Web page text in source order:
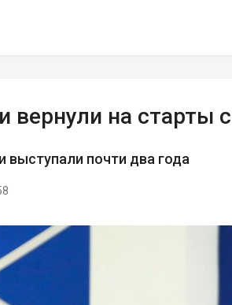
вернули на старты
выступали почти два года